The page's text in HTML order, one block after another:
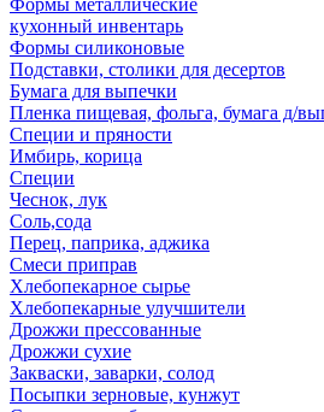
Формы металлические
кухонный инвентарь
Формы силиконовые
Подставки, столики для десертов
Бумага для выпечки
Пленка пищевая, фольга, бумага д/
Специи и пряности
Имбирь, корица
Специи
Чеснок, лук
Соль,сода
Перец, паприка, аджика
Смеси приправ
Хлебопекарное сырье
Хлебопекарные улучшители
Дрожжи прессованные
Дрожжи сухие
Закваски, заварки, солод
Посыпки зерновые, кунжут